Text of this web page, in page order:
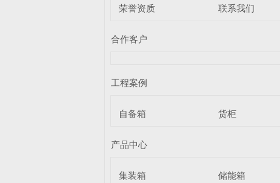
荣誉资质 联系我们
合作客户
工程案例
自备箱 货柜
产品中心
集装箱 储能箱